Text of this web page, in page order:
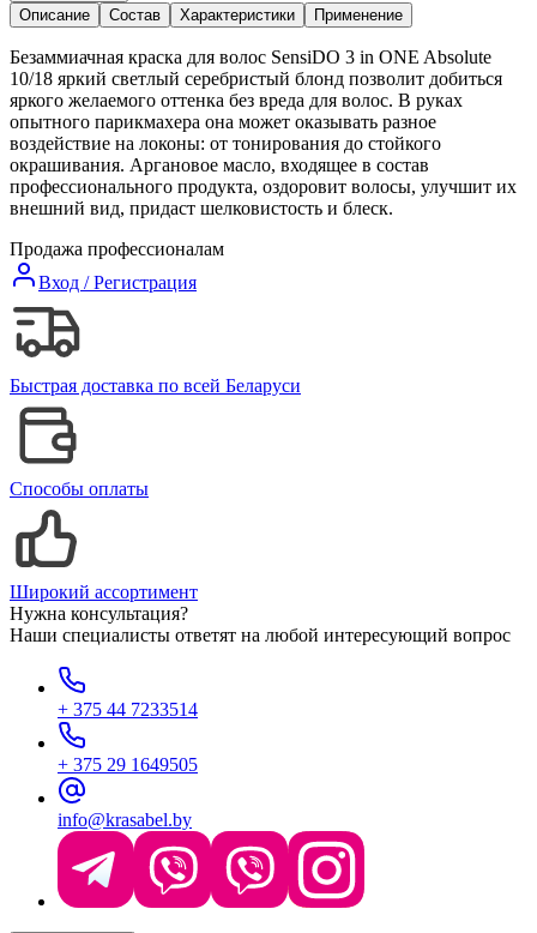
Описание
Состав Характеристики Применение
Безаммиачная краска для волос SensiDO 3 in ONE Absolute
10/18 яркий светлый серебристый блонд позволит добиться
яркого желаемого оттенка без вреда для волос. В руках
опытного парикмахера она может оказывать разное
воздействие на локоны: от тонирования до стойкого
окрашивания. Аргановое масло, входящее в состав
профессионального продукта, оздоровит волосы, улучшит их
внешний вид, придаст шелковистость и блеск.
Продажа профессионалам
Вход / Регистрация
Быстрая доставка по всей Беларуси
Способы оплаты
Широкий ассортимент
Нужна консультация?
Наши специалисты ответят на любой интересующий вопрос
+ 375 44 7233514
+ 375 29 1649505
info@krasabel.by